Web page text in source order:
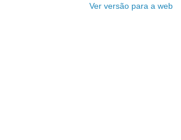
Ver versão para a web